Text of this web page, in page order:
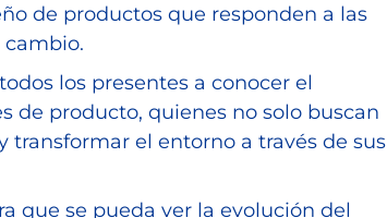
de productos que responden a las
los presentes a conocer el
de producto, quienes no solo buscan
transformar el entorno a través de sus
que se pueda ver la evolución del